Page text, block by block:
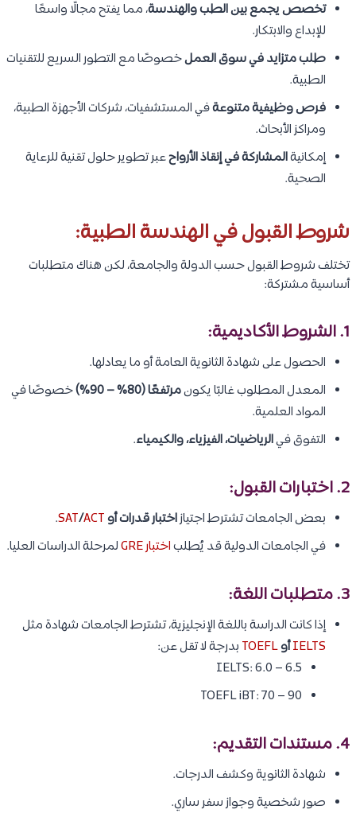
تخصص يجمع بين الطب والهندسة، مما يفتح مجالًا واسعًا
للإبداع والابتكار.
طلب متزايد في سوق العملخصوصًا مع التطور السريع للتقنيات
الطبية.
فرص وظيفية متنوعةفي المستشفيات، شركات الأجهزة الطبية،
ومراكز الأبحاث.
إمكانيةالمشاركة في إنقاذ الأرواحعبر تطوير حلول تقنية للرعاية
الصحية.
شروط القبول في الهندسة الطبية:
تختلف شروط القبول حسب الدولة والجامعة، لكن هناك متطلبات
أساسية مشتركة:
1. الشروط الأكاديمية:
الحصول على شهادة الثانوية العامة أو ما يعادلها.
المعدل المطلوب غالبًا يكونمرتفعًا (80% – 90%)
خصوصًا في
المواد العلمية.
التفوق فيالرياضيات، الفيزياء، والكيمياء.
2. اختبارات القبول:
بعض الجامعات تشترط اجتيازاختبار قدرات أو SAT/ACT
.
في الجامعات الدولية قد يُطلباختبار GRE لمرحلة الدراسات العليا.
3. متطلبات اللغة:
إذا كانت الدراسة باللغة الإنجليزية، تشترط الجامعات شهادة مثل
IELTSأوTOEFL بدرجة لا تقل عن:
IELTS: 6.0 – 6.5
TOEFL iBT: 70 – 90
4. مستندات التقديم:
شهادة الثانوية وكشف الدرجات.
صور شخصية وجواز سفر ساري.